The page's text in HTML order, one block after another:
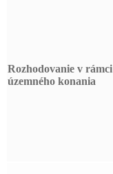
Rozhodovanie v rámci
územného konania